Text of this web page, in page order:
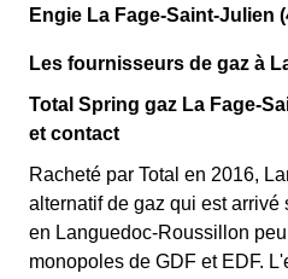
Engie La Fage-Saint-Julien
Les fournisseurs de gaz à
Total Spring gaz La Fage-
et contact
Racheté par Total en 2016,
alternatif de gaz qui est
en Languedoc-Roussillon
monopoles de GDF et EDF.